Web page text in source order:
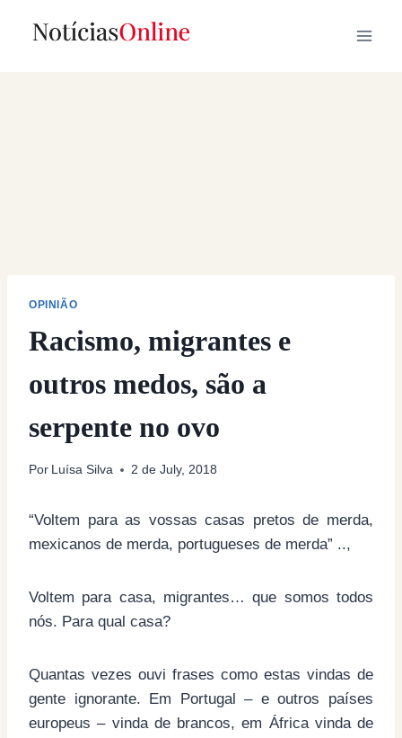
OPINIÃO
Racismo, migrantes e
outros medos, são a
serpente no ovo
Por Luísa Silva 2 de July, 2018
“Voltem para as vossas casas pretos de merda,
mexicanos de merda, portugueses de merda” ..,
Voltem para casa, migrantes… que somos todos
nós. Para qual casa?
Quantas vezes ouvi frases como estas vindas de
gente ignorante. Em Portugal – e outros países
europeus – vinda de brancos, em África vinda de